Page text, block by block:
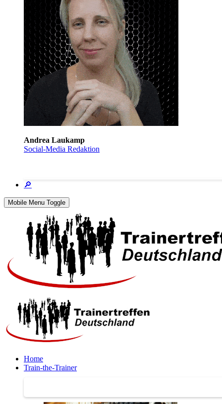
Andrea Laukamp
Social-Media Redaktion
🔎
Mobile Menu Toggle
Home
Train-the-Trainer